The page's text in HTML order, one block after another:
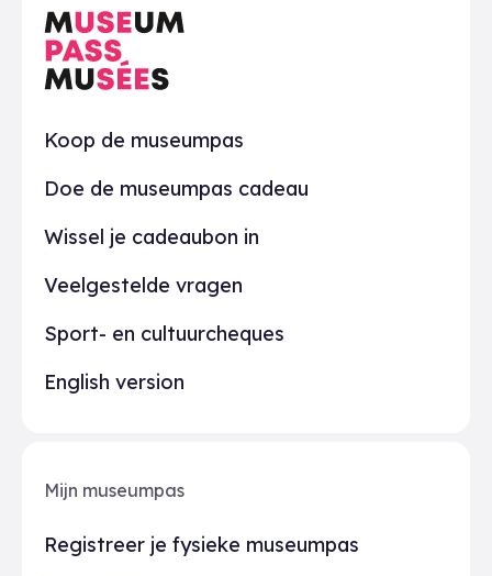
Praktisch
Koop de museumpas
Doe de museumpas cadeau
Wissel je cadeaubon in
Veelgestelde vragen
Sport- en cultuurcheques
English version
Mijn museumpas
Registreer je fysieke museumpas